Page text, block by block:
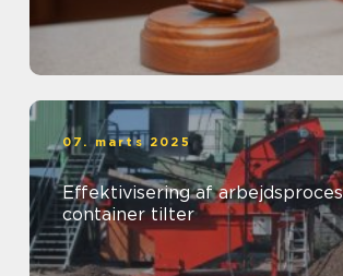
07. marts 2025
Effektivisering af
container tilter